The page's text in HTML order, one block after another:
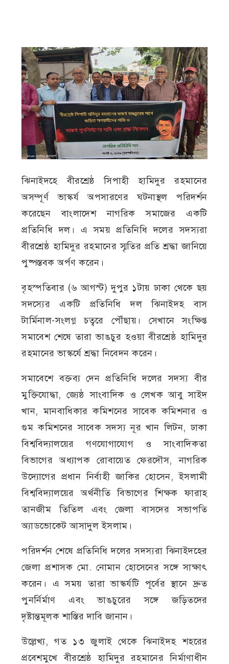
ঝিনাইদহে বীরশ্রেষ্ঠ সিপাহী হামিদুর রহমানের
অসম্পূর্ণ ভাস্কর্য অপসারণের ঘটনাস্থল পরিদর্শন
করেছেন বাংলাদেশ নাগরিক সমাজের একটি
প্রতিনিধি দল। এ সময় প্রতিনিধি দলের সদস্যরা
বীরশ্রেষ্ঠ হামিদুর রহমানের স্মৃতির প্রতি শ্রদ্ধা জানিয়ে
পুষ্পস্তবক অর্পণ করেন।
বৃহস্পতিবার (৬ আগস্ট) দুপুর ১টায় ঢাকা থেকে ছয়
সদস্যের একটি প্রতিনিধি দল ঝিনাইদহ বাস
টার্মিনাল-সংলগ্ন চত্বরে পৌঁছায়। সেখানে সংক্ষিপ্ত
সমাবেশ শেষে তারা ভাঙচুর হওয়া বীরশ্রেষ্ঠ হামিদুর
রহমানের ভাস্কর্যে শ্রদ্ধা নিবেদন করেন।
সমাবেশে বক্তব্য দেন প্রতিনিধি দলের সদস্য বীর
মুক্তিযোদ্ধা, জ্যেষ্ঠ সাংবাদিক ও লেখক আবু সাইদ
খান, মানবাধিকার কমিশনের সাবেক কমিশনার ও
গুম কমিশনের সাবেক সদস্য নূর খান লিটন, ঢাকা
বিশ্ববিদ্যালয়ের গণযোগাযোগ ও সাংবাদিকতা
বিভাগের অধ্যাপক রোবায়েত ফেরদৌস, নাগরিক
উদ্যোগের প্রধান নির্বাহী জাকির হোসেন, ইসলামী
বিশ্ববিদ্যালয়ের অর্থনীতি বিভাগের শিক্ষক ফারাহ
তানজীম তিতিল এবং জেলা বাসদের সভাপতি
অ্যাডভোকেট আসাদুল ইসলাম।
পরিদর্শন শেষে প্রতিনিধি দলের সদস্যরা ঝিনাইদহের
জেলা প্রশাসক মো. নোমান হোসেনের সঙ্গে সাক্ষাৎ
করেন। এ সময় তারা ভাস্কর্যটি পূর্বের স্থানে দ্রুত
পুনর্নির্মাণ এবং ভাঙচুরের সঙ্গে জড়িতদের
দৃষ্টান্তমূলক শাস্তির দাবি জানান।
উল্লেখ্য, গত ১৩ জুলাই থেকে ঝিনাইদহ শহরের
প্রবেশমুখে বীরশ্রেষ্ঠ হামিদুর রহমানের নির্মাণাধীন